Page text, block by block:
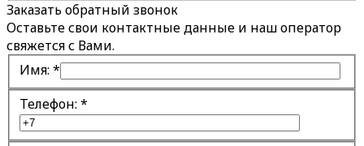
Заказать обратный звонок
Оставьте свои контактные данные и наш оператор
свяжется с Вами.
Имя: *
Телефон: *